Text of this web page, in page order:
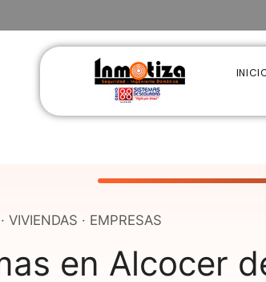
VIVIENDAS · EMPRESAS
en Alcocer